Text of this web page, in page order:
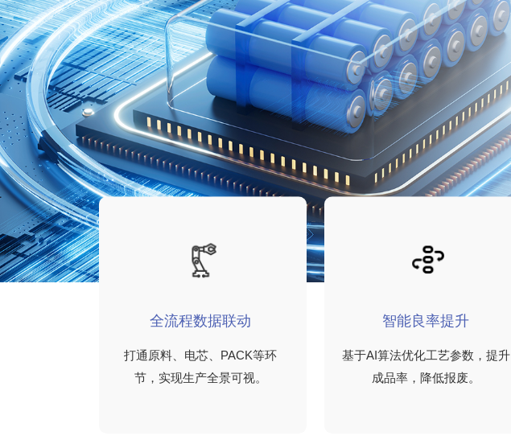
全流程数据联动
打通原料、电芯、PACK等环
节，实现生产全景可视。
智能良率提升
基于AI算法优化工艺参数，提升
成品率，降低报废。